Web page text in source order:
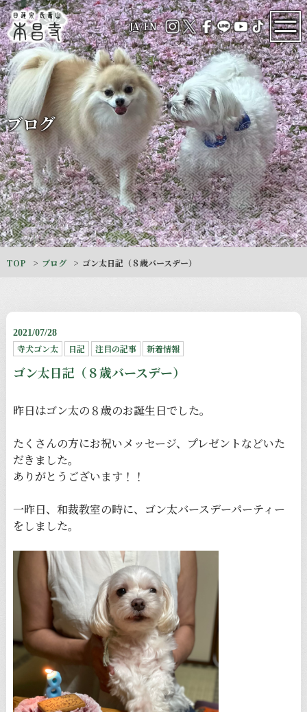
JA/EN
ブログ
TOP ブログ ゴン太日記（８歳バースデー）
2021/07/28
寺犬ゴン太 日記 注目の記事 新着情報
ゴン太日記（８歳バースデー）
昨日はゴン太の８歳のお誕生日でした。
たくさんの方にお祝いメッセージ、プレゼントなどいた
だきました。
ありがとうございます！！
一昨日、和裁教室の時に、ゴン太バースデーパーティー
をしました。